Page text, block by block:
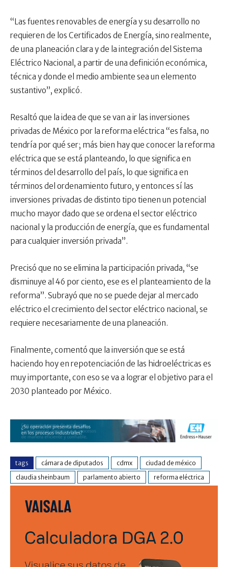
“Las fuentes renovables de energía y su desarrollo no
requieren de los Certificados de Energía, sino realmente,
de una planeación clara y de la integración del Sistema
Eléctrico Nacional, a partir de una definición económica,
técnica y donde el medio ambiente sea un elemento
sustantivo”, explicó.
Resaltó que la idea de que se van a ir las inversiones
privadas de México por la reforma eléctrica “es falsa, no
tendría por qué ser; más bien hay que conocer la reforma
eléctrica que se está planteando, lo que significa en
términos del desarrollo del país, lo que significa en
términos del ordenamiento futuro, y entonces sí las
inversiones privadas de distinto tipo tienen un potencial
mucho mayor dado que se ordena el sector eléctrico
nacional y la producción de energía, que es fundamental
para cualquier inversión privada”.
Precisó que no se elimina la participación privada, “se
disminuye al 46 por ciento, ese es el planteamiento de la
reforma”. Subrayó que no se puede dejar al mercado
eléctrico el crecimiento del sector eléctrico nacional, se
requiere necesariamente de una planeación.
Finalmente, comentó que la inversión que se está
haciendo hoy en repotenciación de las hidroeléctricas es
muy importante, con eso se va a lograr el objetivo para el
2030 planteado por México.
tags cámara de diputados cdmx
ciudad de méxico
claudia sheinbaum
parlamento abierto reforma eléctrica